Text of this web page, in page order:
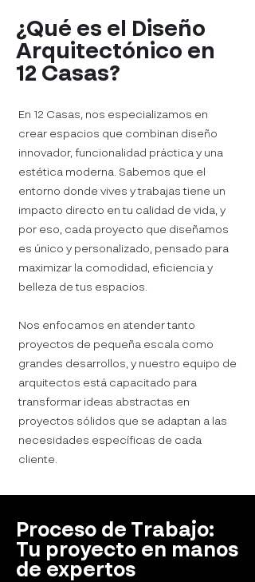
¿Qué es el Diseño
Arquitectónico en
12 Casas?
En 12 Casas, nos especializamos en
crear espacios que combinan diseño
innovador, funcionalidad práctica y una
estética moderna. Sabemos que el
entorno donde vives y trabajas tiene un
impacto directo en tu calidad de vida, y
por eso, cada proyecto que diseñamos
es único y personalizado, pensado para
maximizar la comodidad, eficiencia y
belleza de tus espacios.
Nos enfocamos en atender tanto
proyectos de pequeña escala como
grandes desarrollos, y nuestro equipo de
arquitectos está capacitado para
transformar ideas abstractas en
proyectos sólidos que se adaptan a las
necesidades específicas de cada
cliente.
Proceso de Trabajo:
Tu proyecto en manos
de expertos